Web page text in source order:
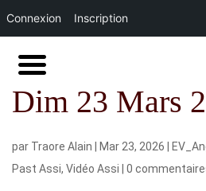
Dim 23 Mars
par Traore Alain Mar 23, 2026
Past Assi, Vidéo Assi 0
Connexion Inscription